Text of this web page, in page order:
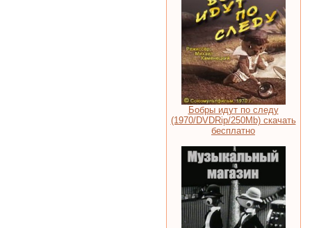
Бобры идут по следу
(1970/DVDRip/250Mb) скачать
бесплатно